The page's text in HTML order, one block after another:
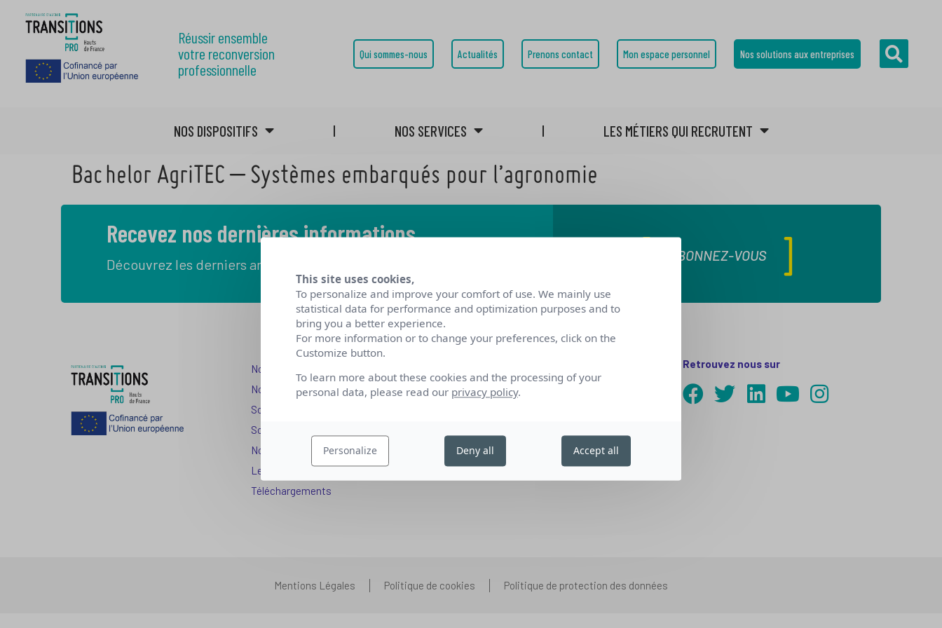
Réussir ensemble
votre reconversion
professionnelle
Qui sommes-nous Actualités Prenons contact Mon espace personnel Nos solutions aux entreprises
NOS DISPOSITIFS NOS SERVICES LES MÉTIERS QUI RECRUTENT
Bachelor AgriTEC – Systèmes embarqués pour l’agronomie
Recevez nos dernières informations
Découvrez les derniers articles de notre blog
ABONNEZ-VOUS
Nos dispositifs pour se reconvertir
Nos solutions aux entreprises
Solution Compétences IA
Solution Seniors+
Nos services aux organismes de formation
Les questions que vous vous posez
Téléchargements
Nos partenariats
Nous rejoindre
Retrouvez nous sur
Mentions Légales Politique de cookies Politique de protection des données
This site uses cookies,
To personalize and improve your comfort of use. We mainly use
statistical data for performance and optimization purposes and to
bring you a better experience.
For more information or to change your preferences, click on the
Customize button.
To learn more about these cookies and the processing of your
personal data, please read our privacy policy.
Personalize Deny all Accept all